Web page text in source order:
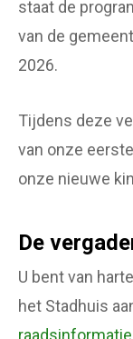
staat de
van de
2026.
Tijdens deze
van onze
onze nieuwe
De
U bent van
het Stadhuis